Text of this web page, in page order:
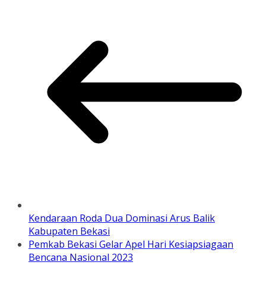
Kendaraan Roda Dua Dominasi Arus Balik
Kabupaten Bekasi
Pemkab Bekasi Gelar Apel Hari Kesiapsiagaan
Bencana Nasional 2023